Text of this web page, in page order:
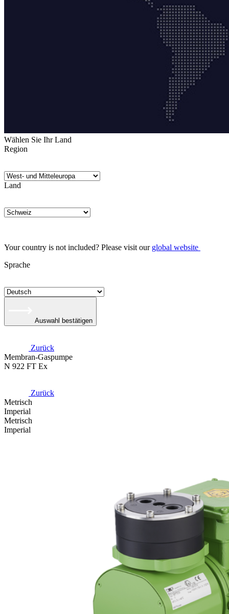
Wählen Sie Ihr Land
Region
Land
Your country is not included? Please visit our global website
Sprache
Auswahl bestätigen
Zurück
Membran-Gaspumpe
N 922 FT Ex
Zurück
Metrisch
Imperial
Metrisch
Imperial